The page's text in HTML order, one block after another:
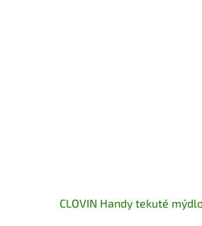
CLOVIN Handy tekuté